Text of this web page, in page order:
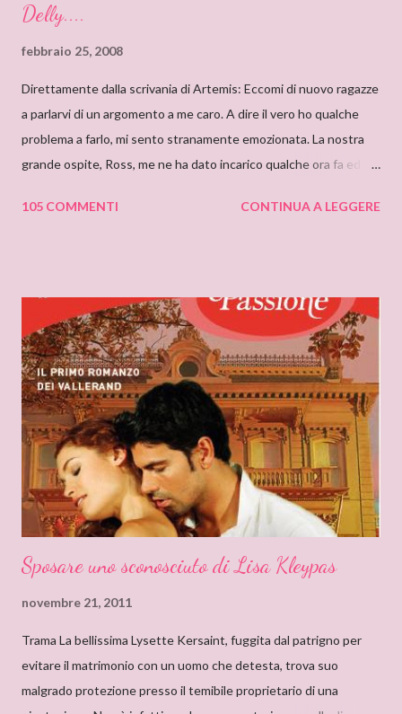
Delly....
febbraio 25, 2008
Direttamente dalla scrivania di Artemis: Eccomi di nuovo ragazze
a parlarvi di un argomento a me caro. A dire il vero ho qualche
problema a farlo, mi sento stranamente emozionata. La nostra
grande ospite, Ross, me ne ha dato incarico qualche ora fa ed io,
sensazione non saprei individuarlo, è una sensazione strana e
non erano solo favole per bambini. Quando andavo a trovare mia
zia mi soffermavo davanti ad una libreria che lei teneva nel
soggiorno e lì leggevo i titoli dei libri esposti cercando
l’ispirazione. Fu così che un giorno sfiorai con le dita la costina di
un Delly. Lo presi in prestito e iniziò così la mia conoscenza. Non
so quanto ci misi a leggerlo e non so neanche se il primo mi
piacque. So però che quando leggo il nome Delly, qua...
105 COMMENTI CONTINUA A LEGGERE
Sposare uno sconosciuto di Lisa Kleypas
novembre 21, 2011
Trama La bellissima Lysette Kersaint, fuggita dal patrigno per
evitare il matrimonio con un uomo che detesta, trova suo
malgrado protezione presso il temibile proprietario di una